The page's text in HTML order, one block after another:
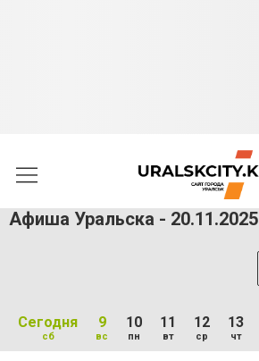
Афиша Уральска - 20.11.2025
Сегодня
сб
9
вс
10
пн
11
вт
12
ср
13
чт